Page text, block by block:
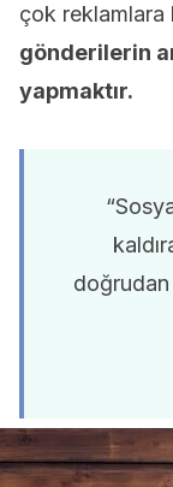
çok reklamlara
gönderilerin
yapmaktır.